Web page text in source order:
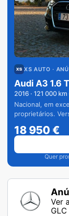
XS AUTO ·
Audi A3 1.6
2016 · 121 000 km
Nacional, em
proprietários.
18 950€
Quer
Ver
GLC